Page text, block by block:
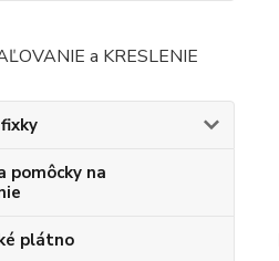
a KRESLENIE
pomôcky na
plátno